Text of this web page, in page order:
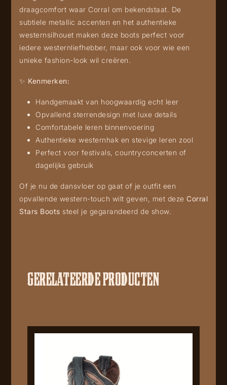
draagcomfort waar Corral om bekendstaat. De
subtiele metallic accenten en het authentieke
westernsilhouet maken deze boots perfect voor
iedere westernliefhebber, maar ook voor wie een
unieke fashion-look wil creëren.
✨ Kenmerken:
Handgemaakt van hoogwaardig echt leer
Opvallend sterrendesign met luxe details
Comfortabele leren binnenvoering
Authentieke westernhak en stevige leren zool
Perfect voor festivals, countryconcerten of
dagelijks gebruik
Of je nu de dansvloer op gaat of je outfit een
opvallende western-touch wilt geven, met deze Corral
Stars Boots steel je gegarandeerd de show.
GERELATEERDE PRODUCTEN